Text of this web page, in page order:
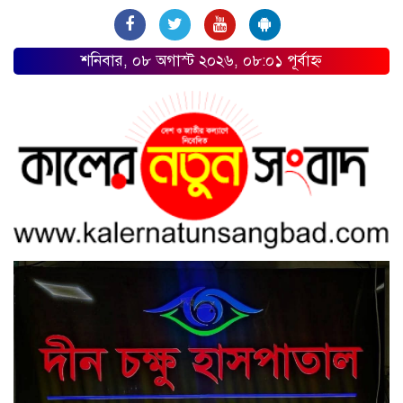
শনিবার, ০৮ অগাস্ট ২০২৬, ০৮:০১ পূর্বাহ্ন